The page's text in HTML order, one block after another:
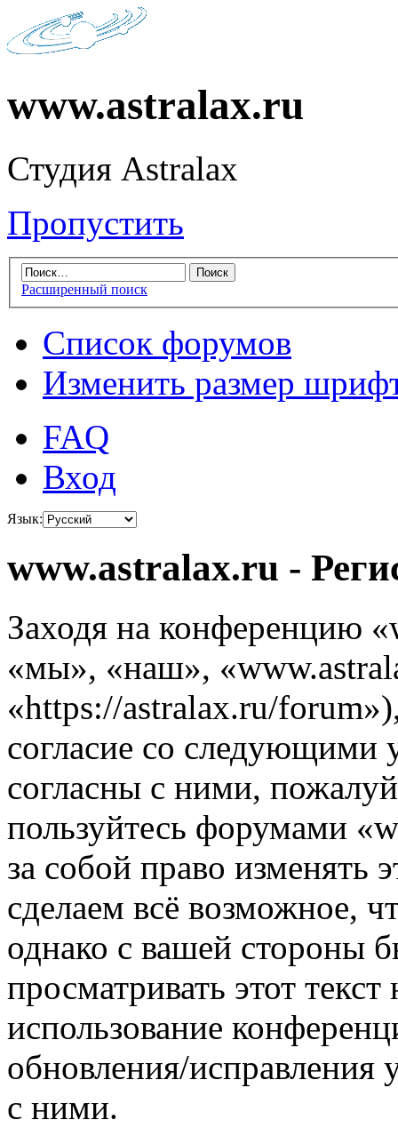
www.astralax.ru
Студия Astralax
Пропустить
Расширенный поиск
Список форумов
Изменить размер
FAQ
Вход
Язык:
www.astralax.ru -
Заходя на конференцию
«мы», «наш»,
«https://astralax.ru/
согласие со следующими
согласны с ними,
пользуйтесь форумами
за собой право изменять
сделаем всё возможное,
однако с вашей стороны
просматривать этот
использование
обновления/исправления
с ними.